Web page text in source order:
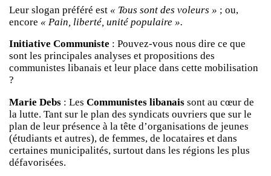
Leur slogan préféré est « Tous sont des voleurs » ; ou,
encore « Pain, liberté, unité populaire ».
Initiative Communiste : Pouvez-vous nous dire ce que
sont les principales analyses et propositions des
communistes libanais et leur place dans cette mobilisation
?
Marie Debs : Les Communistes libanais sont au cœur de
la lutte. Tant sur le plan des syndicats ouvriers que sur le
plan de leur présence à la tête d’organisations de jeunes
(étudiants et autres), de femmes, de locataires et dans
certaines municipalités, surtout dans les régions les plus
défavorisées.